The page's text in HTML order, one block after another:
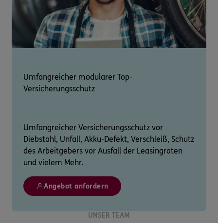
Umfangreicher modularer Top-
Versicherungsschutz
Umfangreicher Versicherungsschutz vor
Diebstahl, Unfall, Akku-Defekt, Verschleiß, Schutz
des Arbeitgebers vor Ausfall der Leasingraten
und vielem Mehr.
Angebot anfordern
UNSER TEAM